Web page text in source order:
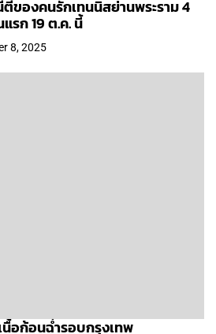
ของคนรักเทนนิสย่านพระราม 4
รก 19 ต.ค. นี้
8, 2025
นื้อก้อนฉ่ำรอบกรุงเทพ